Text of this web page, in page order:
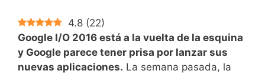
4.8 (22)
Google I/O 2016 está a la vuelta de la esquina
y Google parece tener prisa por lanzar sus
nuevas aplicaciones. La semana pasada, la